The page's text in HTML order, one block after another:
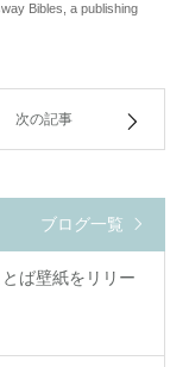
Bibles, a publishing
次の記事
ブログ一覧
ば壁紙をリリー